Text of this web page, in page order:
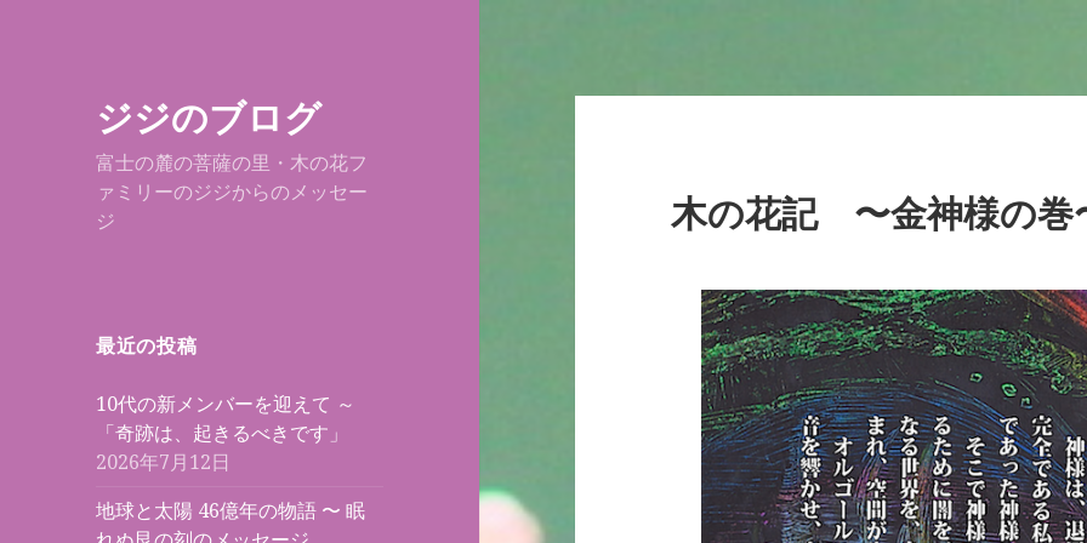
ジジのブログ
富士の麓の菩薩の里・木の花フ
ァミリーのジジからのメッセー
ジ
最近の投稿
10代の新メンバーを迎えて ～
「奇跡は、起きるべきです」
2026年7月12日
地球と太陽 46億年の物語 〜 眠
木の花記 〜金神様の巻